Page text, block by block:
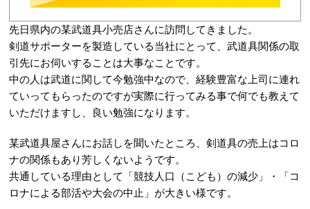
先日県内の某武道具小売店さんに訪問してきました。
剣道サポーターを製造している当社にとって、武道具関係の取
引先にお伺いすることは大事なことです。
中の人は武道に関して今勉強中なので、経験豊富な上司に連れ
ていってもらったのですが実際に行ってみる事で何でも教えて
いただけますし、良い勉強になります。
某武道具屋さんにお話しを聞いたところ、剣道具の売上はコロ
ナの関係もあり芳しくないようです。
共通している理由として「競技人口（こども）の減少」・「コ
ロナによる部活や大会の中止」が大きい様です。